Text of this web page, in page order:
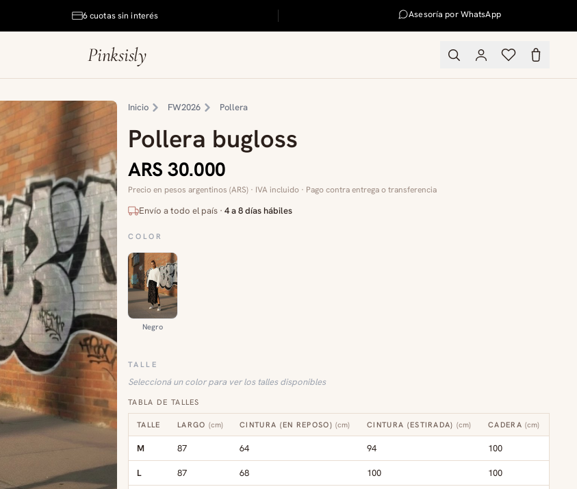
6 cuotas sin interés Asesoría por WhatsApp
Pinksisly
Inicio FW2026 Pollera
Pollera bugloss
ARS 30.000
Precio en pesos argentinos (ARS) · IVA incluido · Pago contra entrega o transferencia
Envío a todo el país · 4 a 8 días hábiles
COLOR
Negro
TALLE
Seleccioná un color para ver los talles disponibles
TABLA DE TALLES
TALLE LARGO (cm) CINTURA (EN REPOSO) (cm) CINTURA (ESTIRADA) (cm) CADERA (cm)
M 87 64 94 100
L 87 68 100 100